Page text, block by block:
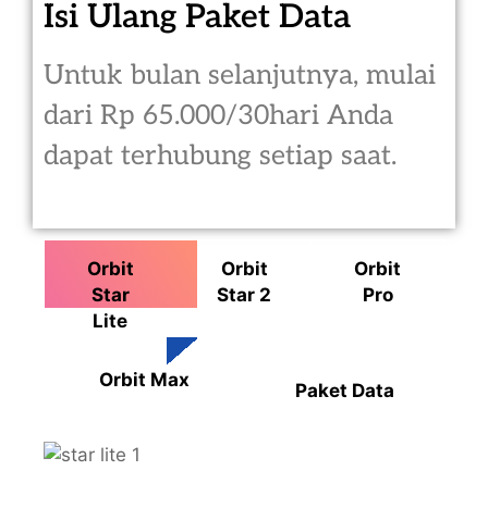
Isi Ulang Paket Data
Untuk bulan selanjutnya, mulai
dari Rp 65.000/30hari Anda
dapat terhubung setiap saat.
Orbit
Star
Lite
Orbit
Star 2
Orbit
Pro
Orbit Max Paket Data